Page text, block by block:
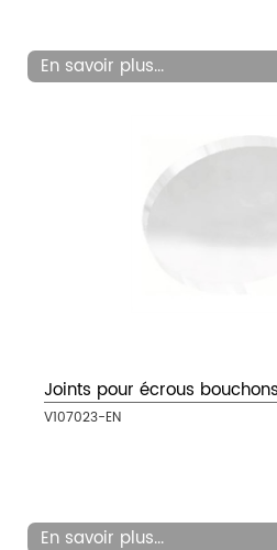
En savoir plus...
Joints pour écrous
V107023-EN
En savoir plus...